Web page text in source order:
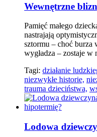
Wewnętrzne
Pamięć małego
nastrajają
sztormu – choć burza
wygładza – zostaje w
Tagi: działanie
niezwykłe historie,
trauma dzieciństwa,
Lodowa